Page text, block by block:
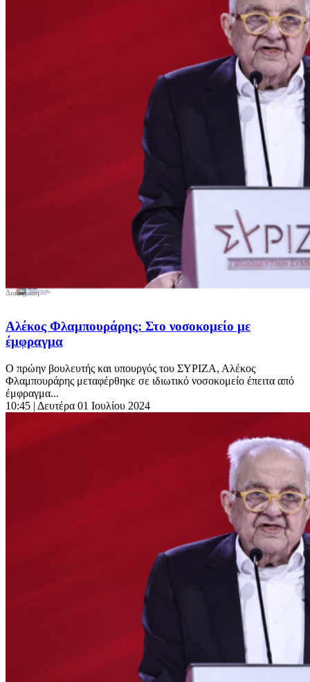
Αλέκος Φλαμπουράρης: Στο νοσοκομείο με
έμφραγμα
Ο πρώην βουλευτής και υπουργός του ΣΥΡΙΖΑ, Αλέκος
Φλαμπουράρης μεταφέρθηκε σε ιδιωτικό νοσοκομείο έπειτα από
έμφραγμα...
10:45 | Δευτέρα 01 Ιουλίου 2024